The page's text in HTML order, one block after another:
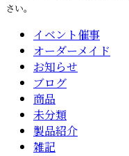
さい。
イベント催事
オーダーメイド
お知らせ
ブログ
商品
未分類
製品紹介
雑記